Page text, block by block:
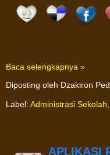
Baca selengkapnya »
Diposting oleh Dzakiron
Label: Administrasi Sekolah
APLIKASI